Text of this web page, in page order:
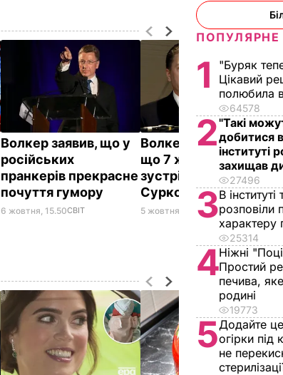
Волкер заявив, що у
російських
пранкерів прекрасне
почуття гумору
6 жовтня, 15.50СВІТ
Волкер підтвердив,
що 7 жовтня
зустрінеться із
Сурковим
5 жовтня, 11.51ВІЙНА В УКРАЇНІ
ПОПУЛЯРНЕ
1
"Буряк
Цікавий
полюбила
64578
2"Такі
добитися
інституті
захищав
27496
3В
розповіли
характеру
25314
4Ніжні
Простий
печива,
родині
19773
5Додайте
огірки
не